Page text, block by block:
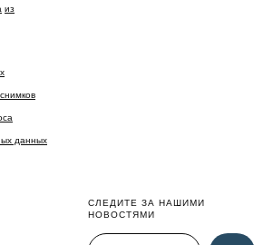
из
данных
СЛЕДИТЕ ЗА НАШИМИ
НОВОСТЯМИ